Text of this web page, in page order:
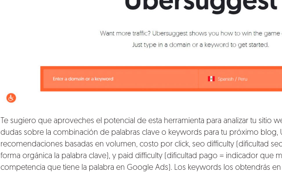
Te sugiero que aproveches el potencial de esta herramienta para analizar tu sitio
dudas sobre la combinación de palabras clave o keywords para tu próximo blog,
recomendaciones basadas en volumen, costo por click, seo difficulty (dificultad
forma orgánica la palabra clave), y paid difficulty (dificultad pago = indicador que
competencia que tiene la palabra en Google Ads). Los keywords los obtendrás